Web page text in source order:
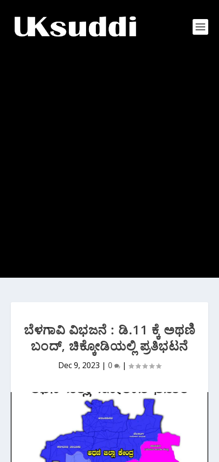
ಬೆಳಗಾವಿ ವಿಭಜನೆ : ಡಿ.11 ಕ್ಕೆ ಅಥಣಿ
ಬಂದ್, ಚಿಕ್ಕೋಡಿಯಲ್ಲಿ ಪ್ರತಿಭಟನೆ
Dec 9, 2023 | 0 |